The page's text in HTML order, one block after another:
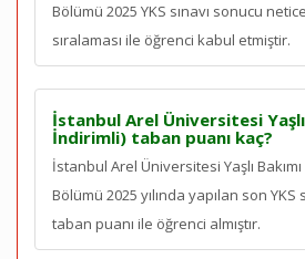
Bölümü 2025 YKS sınavı sonucu
sıralaması ile öğrenci kabul etmiştir.
İstanbul Arel Üniversitesi Yaşlı
İndirimli) taban puanı kaç?
İstanbul Arel Üniversitesi Yaşlı
Bölümü 2025 yılında yapılan son YKS
taban puanı ile öğrenci almıştır.